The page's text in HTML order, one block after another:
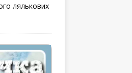
лялькових